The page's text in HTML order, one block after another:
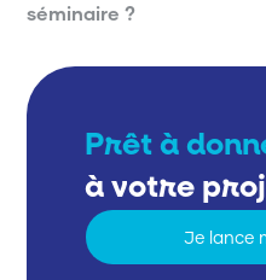
Prêt à
à votre
Je lance
séminaire ?